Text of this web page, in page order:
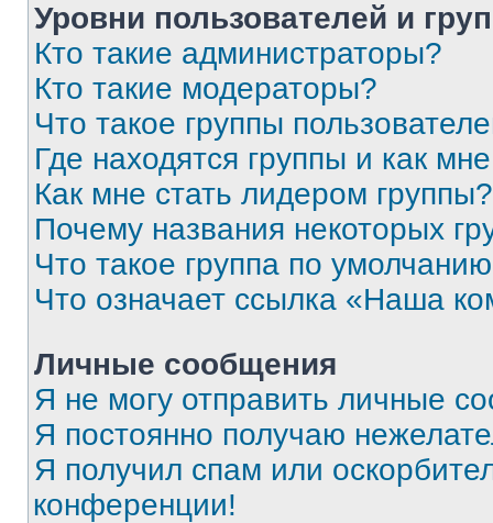
Уровни пользователей и
Кто такие администраторы?
Кто такие модераторы?
Что такое группы
Где находятся группы и как
Как мне стать лидером группы?
Почему названия некоторых
Что такое группа по
Что означает ссылка «Наша
Личные сообщения
Я не могу отправить личные
Я постоянно получаю
Я получил спам или
конференции!